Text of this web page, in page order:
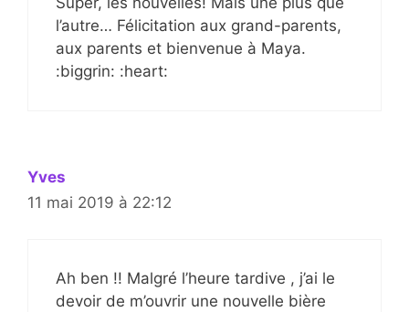
l’autre… Félicitation aux grand-parents,
aux parents et bienvenue à Maya.
:biggrin: :heart:
Yves
11 mai 2019 à 22:12
Ah ben !! Malgré l’heure tardive , j’ai le
devoir de m’ouvrir une nouvelle bière